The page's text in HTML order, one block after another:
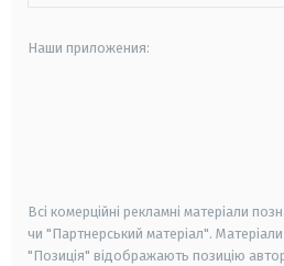
Наши приложения:
Всі комерційні рекламні матеріали
чи "Партнерський матеріал".
"Позиція" відображають позицію